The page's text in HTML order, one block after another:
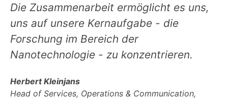
Die Zusammenarbeit ermöglicht es uns,
uns auf unsere Kernaufgabe - die
Forschung im Bereich der
Nanotechnologie - zu konzentrieren.
Herbert Kleinjans
Head of Services, Operations & Communication,